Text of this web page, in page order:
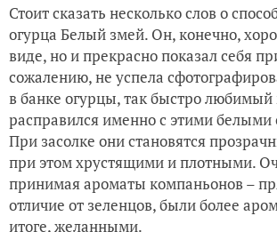
Стоит сказать несколько слов о
огурца Белый змей. Он, конечно,
виде, но и прекрасно показал себя
сожалению, не успела
в банке огурцы, так быстро
расправился именно с этими белыми
При засолке они становятся
при этом хрустящими и плотными.
принимая ароматы компаньонов –
отличие от зеленцов, были более
итоге, желанными.